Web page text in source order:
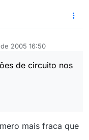
de 2005 16:50
de circuito nos
mais fraca que